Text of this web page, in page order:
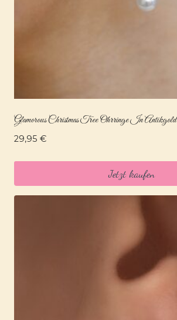
Glamorous Christmas Tree Ohrringe In Antikgold
29,95 €
Jetzt kaufen